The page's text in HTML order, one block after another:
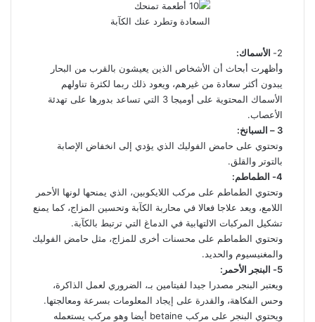
2-
الأسماك:
وأظهرت أبحاث أن الأشخاص الذين يعيشون بالقرب من البحار
يبدون أكثر سعادة من غيرهم، ويعود ذلك ربما لكثرة تناولهم
الأسماك المحتوية على أوميجا 3 التي تساعد بدورها على تهدئة
الأعصاب.
3 – السبانخ:
وتحتوي على حامض الفوليك الذي يؤدي إلى انخفاض الإصابة
بالتوتر والقلق.
4- الطماطم:
وتحتوي الطماطم على مركب اللايكوبين، الذي يمنحها لونها الأحمر
اللامع، ويعد علاجا فعالا في محاربة الكآبة وتحسين المزاج، كما يمنع
تشكيل المركبات الالتهابية في الدماغ التي ترتبط بالكآبة.
وتحتوي الطماطم على محسنات أخرى للمزاج، مثل حامض الفوليك
والمغنيسيوم والحديد.
5- البنجر الأحمر:
ويعتبر البنجر مصدرا جيدا لفيتامين بـ، الضروري لعمل الذاكرة،
وحس الفكاهة، والقدرة على إيجاد المعلومات بسرعة ومعالجتها.
ويحتوي البنجر على مركب betaine أيضا وهو مركب يستعمله